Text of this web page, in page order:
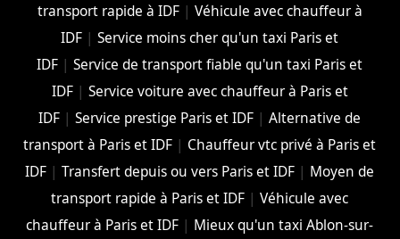
transport rapide à IDF| Véhicule avec chauffeur à
IDF |Service moins cher qu'un taxi Paris et
IDF |Service de transport fiable qu'un taxi Paris et
IDF| Service voiture avec chauffeur à Paris et
IDF |Service prestige Paris et IDF |Alternative de
transport à Paris et IDF | Chauffeur vtc privé à Paris et
IDF |Transfert depuis ou vers Paris et IDF | Moyen de
transport rapide à Paris et IDF |Véhicule avec
chauffeur à Paris et IDF | Mieux qu'un taxi Ablon-sur-